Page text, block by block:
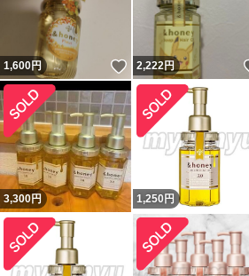
1,600円 いいね！
2,222円
3,300円 1,250 円